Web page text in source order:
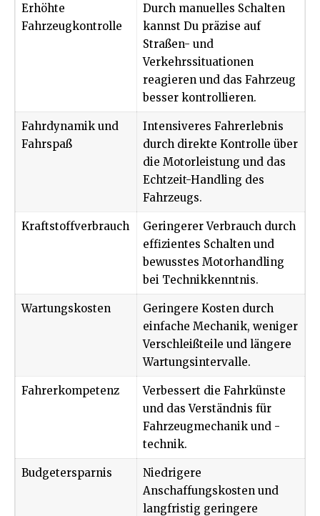
Erhöhte
Fahrzeugkontrolle
Durch manuelles Schalten
kannst Du präzise auf
Straßen- und
Verkehrssituationen
reagieren und das Fahrzeug
besser kontrollieren.
Fahrdynamik und
Fahrspaß
Intensiveres Fahrerlebnis
durch direkte Kontrolle über
die Motorleistung und das
Echtzeit-Handling des
Fahrzeugs.
Kraftstoffverbrauch
Geringerer Verbrauch durch
effizientes Schalten und
bewusstes Motorhandling
bei Technikkenntnis.
Wartungskosten
Geringere Kosten durch
einfache Mechanik, weniger
Verschleißteile und längere
Wartungsintervalle.
Fahrerkompetenz
Verbessert die Fahrkünste
und das Verständnis für
Fahrzeugmechanik und -
technik.
Budgetersparnis
Niedrigere
Anschaffungskosten und
langfristig geringere